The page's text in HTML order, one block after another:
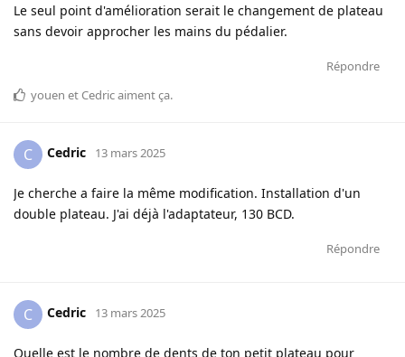
Le seul point d'amélioration serait le changement de plateau
sans devoir approcher les mains du pédalier.
Répondre
youen et Cedricaiment ça.
C Cedric 13 mars 2025
Je cherche a faire la même modification. Installation d'un
double plateau. J'ai déjà l'adaptateur, 130 BCD.
Répondre
C Cedric 13 mars 2025
Quelle est le nombre de dents de ton petit plateau pour